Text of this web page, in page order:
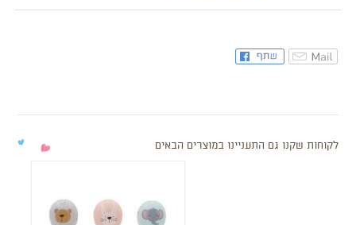
לקוחות שקנו גם התעניינו במוצרים הבאים